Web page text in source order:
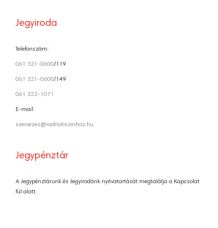
Jegyiroda
Telefonszám:
061 321-0600/119
061 321-0600/149
061 322-1071
E-mail:
szervezes@radnotiszinhaz.hu
Jegypénztár
A Jegypénztárunk és Jegyirodánk nyitvatartását megtalálja a Kapcsolat
fül alatt.